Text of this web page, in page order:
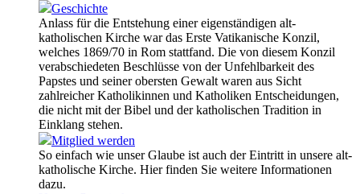
Geschichte
Anlass für die Entstehung einer eigenständigen alt-
katholischen Kirche war das Erste Vatikanische Konzil,
welches 1869/70 in Rom stattfand. Die von diesem Konzil
verabschiedeten Beschlüsse von der Unfehlbarkeit des
Papstes und seiner obersten Gewalt waren aus Sicht
zahlreicher Katholikinnen und Katholiken Entscheidungen,
die nicht mit der Bibel und der katholischen Tradition in
Einklang stehen.
Mitglied werden
So einfach wie unser Glaube ist auch der Eintritt in unsere alt-
katholische Kirche. Hier finden Sie weitere Informationen
dazu.